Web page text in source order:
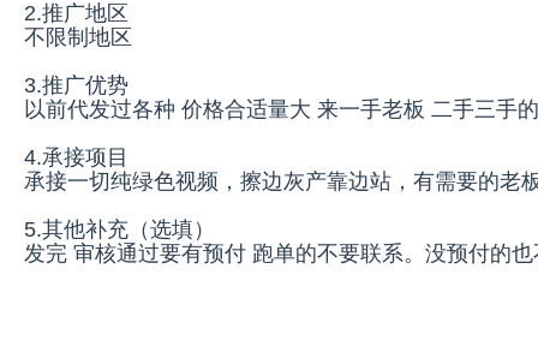
2.推广地区
不限制地区
3.推广优势
以前代发过各种 价格合适量大 来一手老板 二手三手
4.承接项目
承接一切纯绿色视频，擦边灰产靠边站，有需要的老
5.其他补充（选填）
发完 审核通过要有预付 跑单的不要联系。没预付的